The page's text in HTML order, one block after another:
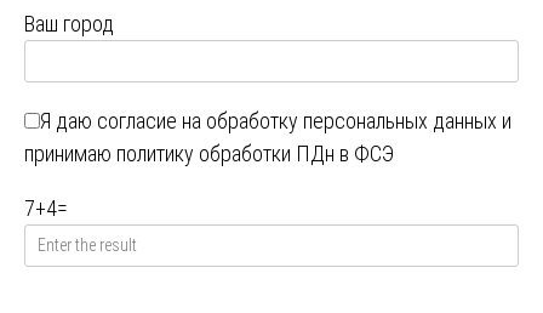
Ваш город
Я даю согласие на обработку персональных данных и
принимаю политику обработки ПДн в ФСЭ
7+4=